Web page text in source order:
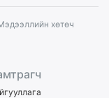
хөтөч